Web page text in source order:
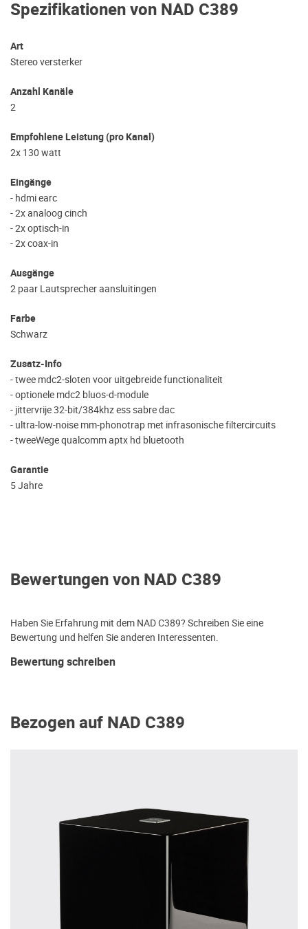
Spezifikationen von NAD C389
Art
Stereo versterker
Anzahl Kanäle
2
Empfohlene Leistung (pro Kanal)
2x 130 watt
Eingänge
- hdmi earc
- 2x analoog cinch
- 2x optisch-in
- 2x coax-in
Ausgänge
2 paar Lautsprecher aansluitingen
Farbe
Schwarz
Zusatz-Info
- twee mdc2-sloten voor uitgebreide functionaliteit
- optionele mdc2 bluos-d-module
- jittervrije 32-bit/384khz ess sabre dac
- ultra-low-noise mm-phonotrap met infrasonische filtercircuits
- tweeWege qualcomm aptx hd bluetooth
Garantie
5 Jahre
Bewertungen von NAD C389
Haben Sie Erfahrung mit dem NAD C389? Schreiben Sie eine
Bewertung und helfen Sie anderen Interessenten.
Bewertung schreiben
Bezogen auf NAD C389